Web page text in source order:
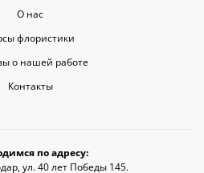
О нас
флористики
о нашей работе
Контакты
по адресу:
ул. 40 лет Победы 145.